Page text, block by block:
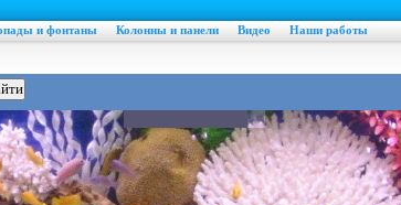
и фонтаны Колонны и панели Видео Наши работы